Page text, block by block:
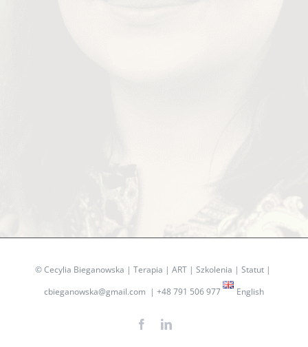
©Cecylia Bieganowska | Terapia | ART | Szkolenia | Statut |
cbieganowska@gmail.com |+48 791 506 977 English
FacebookLinkedIn